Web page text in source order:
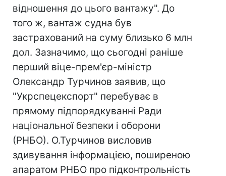
відношення до цього вантажу". До
того ж, вантаж судна був
застрахований на суму близько 6 млн
дол. Зазначимо, що сьогодні раніше
перший віце-прем'єр-міністр
Олександр Турчинов заявив, що
"Укрспецекспорт" перебуває в
прямому підпорядкуванні Ради
національної безпеки і оборони
(РНБО). О.Турчинов висловив
здивування інформацією, поширеною
апаратом РНБО про підконтрольність